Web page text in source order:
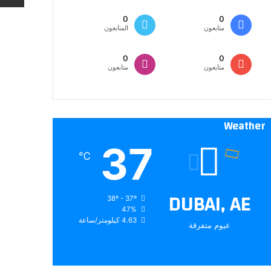
0
متابعون
0
المتابعون
0
متابعون
0
متابعون
Weather
DUBAI, AE
غيوم متفرقة
37
℃
38º - 37º
47%
4.63 كيلومتر/ساعة